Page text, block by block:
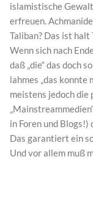
islamistische
erfreuen.
Taliban? Das ist
Wenn sich nach
daß „die“ das doch
lahmes „das konnte
meistens jedoch
in Foren und
Das garantiert ein
Und vor allem muß